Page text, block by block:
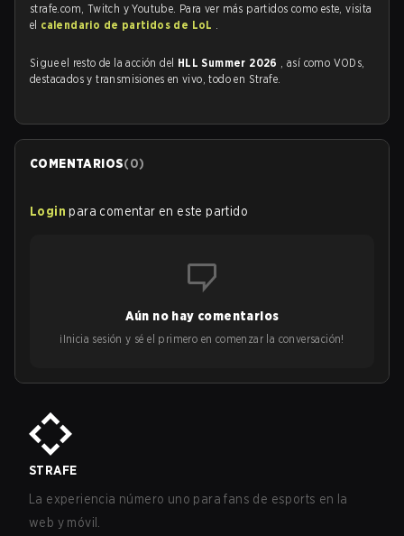
strafe.com, Twitch y Youtube. Para ver más partidos como este, visita
el calendario de partidos de LoL .
Sigue el resto de la acción del HLL Summer 2026 , así como VODs,
destacados y transmisiones en vivo, todo en Strafe.
COMENTARIOS(0)
Login para comentar en este partido
Aún no hay comentarios
¡Inicia sesión y sé el primero en comenzar la conversación!
STRAFE
La experiencia número uno para fans de esports en la
web y móvil.